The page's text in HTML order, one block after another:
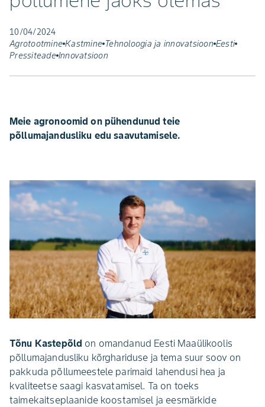
10/04/2024
Agrotootmine Kastmine Tehnoloogia ja innovatsioon Eesti
Pressiteade Innovatsioon
Meie agronoomid on pühendunud teie
põllumajandusliku edu saavutamisele.
Tõnu Kastepõld on omandanud Eesti Maaülikoolis
põllumajandusliku kõrghariduse ja tema suur soov on
pakkuda põllumeestele parimaid lahendusi hea ja
kvaliteetse saagi kasvatamisel. Ta on toeks
taimekaitseplaanide koostamisel ja eesmärkide